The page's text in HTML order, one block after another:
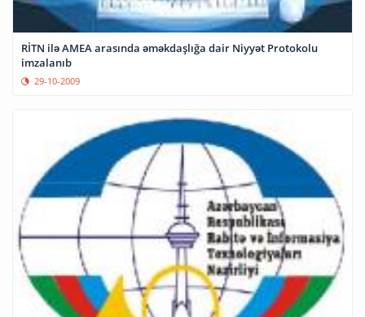
RİTN ilə AMEA arasında əməkdaşlığa dair Niyyət Protokolu
imzalanıb
29-10-2009